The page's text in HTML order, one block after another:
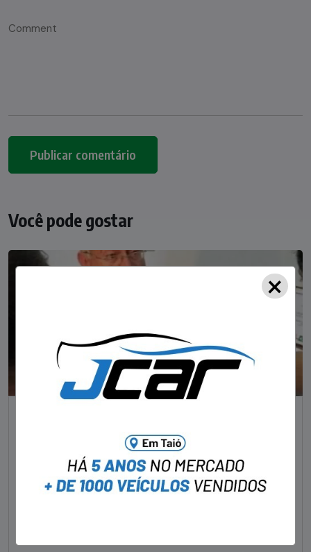
Você pode gostar
Foragido pela morte de delegado aposentado
em bar morre em confronto com a polícia em SC
×